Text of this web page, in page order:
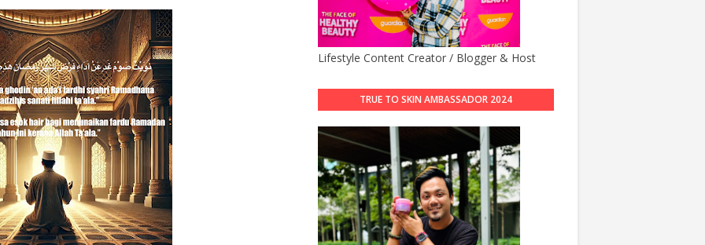
Lifestyle Content Creator / Blogger & Host
TRUE TO SKIN AMBASSADOR 2024